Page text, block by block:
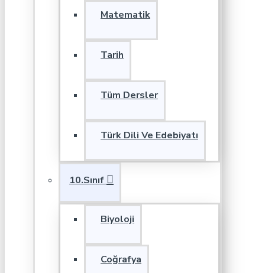
Matematik
Tarih
Tüm Dersler
Türk Dili Ve Edebiyatı
10.Sınıf
Biyoloji
Coğrafya